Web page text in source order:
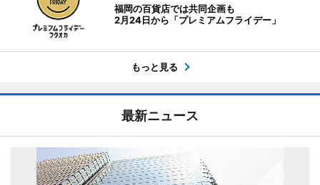
福岡の百貨店では共同企画も
2月24日から「プレミアムフライデー」
もっと見る
最新ニュース